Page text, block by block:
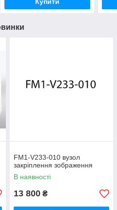
Купити
FM1‑V233‑010 вузол
закріплення зображення
В наявності
13 800 ₴